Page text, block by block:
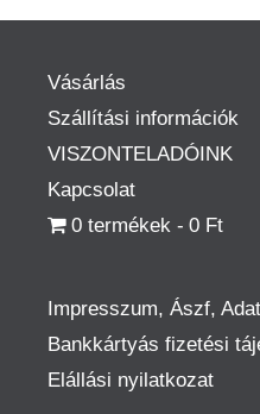
Vásárlás
Szállítási információk
VISZONTELADÓINK
Kapcsolat
0 termékek
0 Ft
Impresszum, Ászf,
Bankkártyás fizetési
Elállási nyilatkozat